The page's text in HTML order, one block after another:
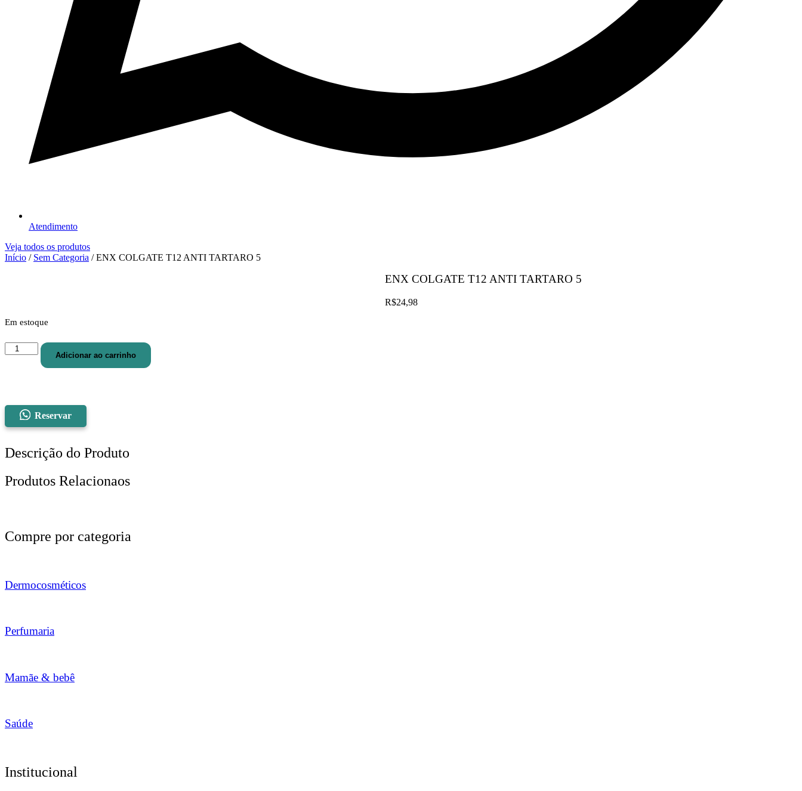
Atendimento
Veja todos os produtos
Início / Sem Categoria / ENX COLGATE T12 ANTI TARTARO 5
ENX COLGATE T12 ANTI TARTARO 5
R$24,98
Em estoque
ENX
COLGATE
quantidade
Adicionar ao carrinho
Reservar
Descrição do Produto
Produtos Relacionaos
Compre por categoria
Dermocosméticos
Perfumaria
Mamãe & bebê
Saúde
Institucional